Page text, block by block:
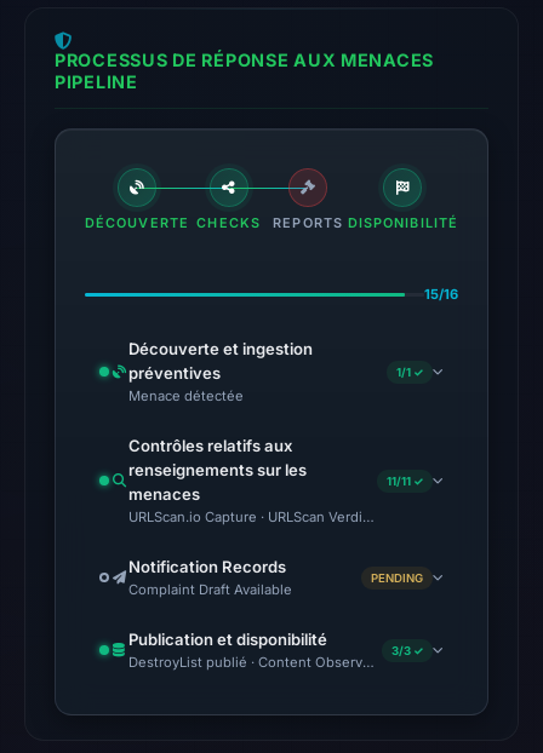
match
in
snapshot
from
Aug
6,
UTC.
The
probe
HTTP
on
7,
2026
PROCESSUS DE RÉPONSE AUX MENACES
PIPELINE
DÉCOUVERTE CHECKS REPORTS DISPONIBILITÉ
15/16
Découverte et ingestion
préventives
Menace détectée
1/1 ✓
Contrôles relatifs aux
renseignements sur les
menaces
URLScan.io Capture · URLScan Verdict · Cloudflare Radar
11/11 ✓
Notification Records
Complaint Draft Available
PENDING
Publication et disponibilité
DestroyList publié · Content Observed Unavailable · Délai
3/3 ✓